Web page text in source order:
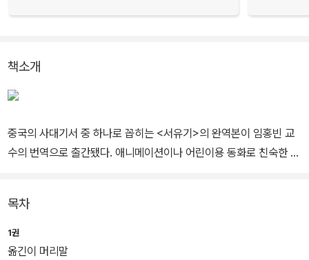
책소개
중국의 사대기서 중 하나로 꼽히는 <서유기>의 완역본이 임홍빈 교
수의 번역으로 출간됐다. 애니메이션이나 어린이용 동화로 친숙한 이
전체 100회본으로 구성되어 있으며, 7세기 초엽 실존인물인 현장 법
사가 인도 지역을 여행한 역사적 사실에 작가가 만들어낸 환상적 허
목차
1권
옮긴이 머리말